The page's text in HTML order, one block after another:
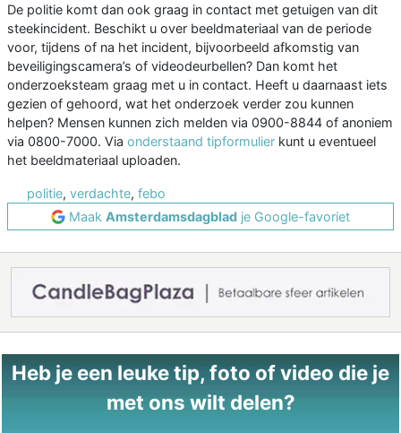
De politie komt dan ook graag in contact met getuigen van dit
steekincident. Beschikt u over beeldmateriaal van de periode
voor, tijdens of na het incident, bijvoorbeeld afkomstig van
beveiligingscamera’s of videodeurbellen? Dan komt het
onderzoeksteam graag met u in contact. Heeft u daarnaast iets
gezien of gehoord, wat het onderzoek verder zou kunnen
helpen? Mensen kunnen zich melden via 0900-8844 of anoniem
via 0800-7000. Via onderstaand tipformulier kunt u eventueel
het beeldmateriaal uploaden.
politie, verdachte, febo
Maak Amsterdamsdagblad je Google-favoriet
Heb je een leuke tip, foto of video die je
met ons wilt delen?